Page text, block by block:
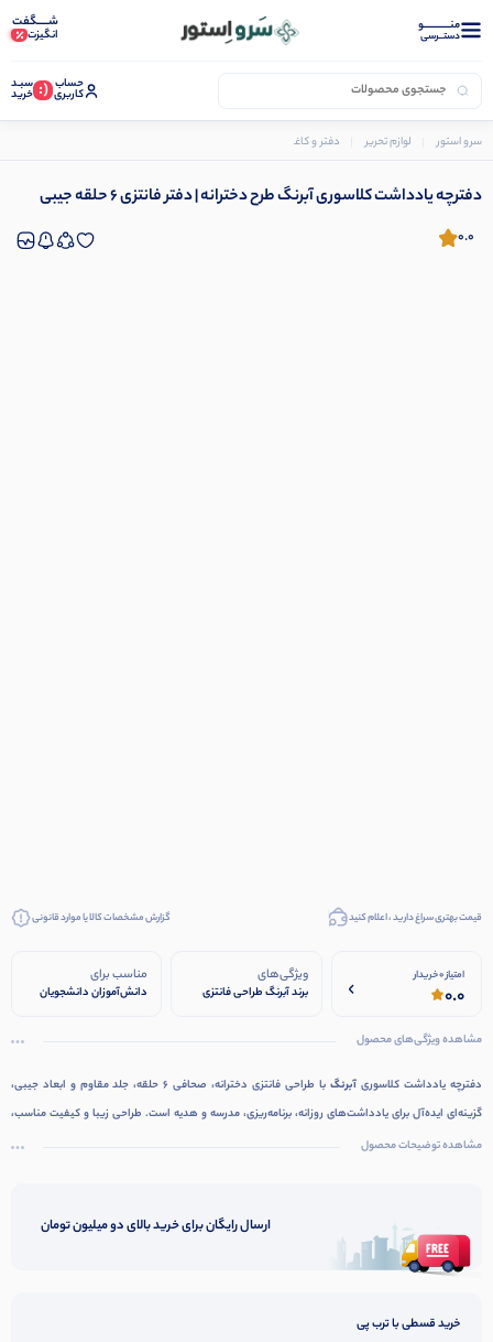
منــــــــــــو
دستــرسی
شـــــگفت
انگیزت
حساب
کاربری (: سبـد
خرید
سرو استور لوازم تحریر دفتر و کاغذ
دفترچه یادداشت کلاسوری آبرنگ طرح دخترانه | دفتر فانتزی ۶ حلقه جیبی
0.0
قیمت بهتری سراغ دارید ، اعلام کنید گزارش مشخصات کالا یا موارد قانونی
امتیاز 0 خریدار
0.0
ویژگی‌های
برند آبرنگ طراحی فانتزی
برنامه‌ریزی و بولت ژورنال باز
مناسب استفاده روزمره
مناسب برای
دانش‌آموزان دانشجویان
مشاهده ویژگی‌های محصول
دفترچه یادداشت کلاسوری آبرنگ
با طراحی فانتزی دخترانه، صحافی ۶ حلقه، جلد مقاوم و ابعاد جیبی،
گزینه‌ای ایده‌آل برای یادداشت‌های روزانه، برنامه‌ریزی، مدرسه و هدیه است. طراحی زیبا و کیفیت مناسب،
این دفترچه را به انتخابی محبوب برای علاقه‌مندان به لوازم تحریر فانتزی تبدیل کرده است.
مشاهده توضیحات محصول
ارسال رایگان برای خرید بالای دو میلیون تومان
خرید قسطی با ترب پی